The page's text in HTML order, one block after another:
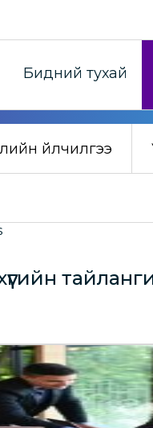
Бидний тухай
үйлчилгээ
тайланг